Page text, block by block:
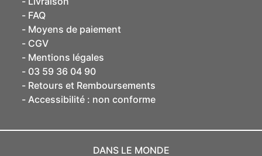
FAQ
Moyens de paiement
CGV
Mentions légales
03 59 36 04 90
Retours et Remboursements
Accessibilité : non conforme
DANS LE MONDE